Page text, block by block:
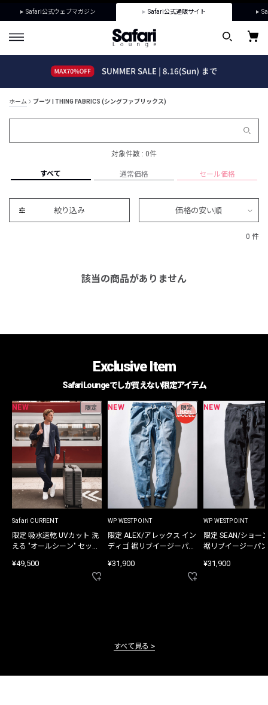
Safari公式ウェブマガジン Safari公式通販サイト
ホーム ブーツ | THING FABRICS (シングファブリックス)
対象件数 : 0件
すべて 通常価格 セール価格
絞り込み 価格の安い順
0 件
該当の商品がありません
Exclusive Item
Safari Loungeでしか買えない限定アイテム
NEW 限定
Safari CURRENT
限定 吸水速乾 UVカット 洗
える "オールシーン" セット
¥49,500
NEW 限定
WP WESTPOINT
限定 ALEX/アレックス イン
ディゴ 裾リブイージーパン
¥31,900
NEW
WP WESTPOINT
限定 SEAN/ショー
裾リブイージーパ
¥31,900
すべて見る